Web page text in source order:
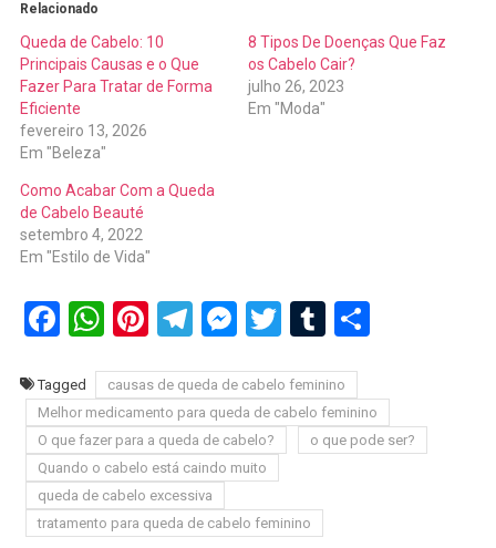
Relacionado
Queda de Cabelo: 10
Principais Causas e o Que
Fazer Para Tratar de Forma
Eficiente
fevereiro 13, 2026
Em "Beleza"
8 Tipos De Doenças Que Faz
os Cabelo Cair?
julho 26, 2023
Em "Moda"
Como Acabar Com a Queda
de Cabelo Beauté
setembro 4, 2022
Em "Estilo de Vida"
Facebook
WhatsApp
Pinterest
Telegram
Messenger
TwitterTumblr
Tagged
causas de queda de cabelo feminino
Melhor medicamento para queda de cabelo feminino
O que fazer para a queda de cabelo?
o que pode ser?
Quando o cabelo está caindo muito
queda de cabelo excessiva
tratamento para queda de cabelo feminino